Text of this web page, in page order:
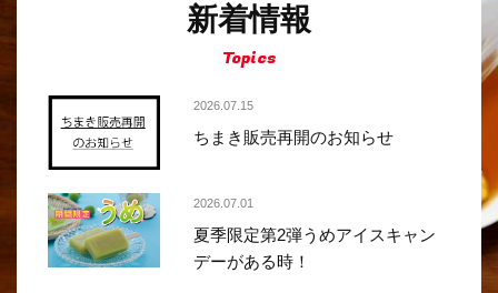
新着情報
Topics
2026.07.15
ちまき販売再開のお知らせ
2026.07.01
夏季限定第2弾うめアイスキャン
デーがある時！